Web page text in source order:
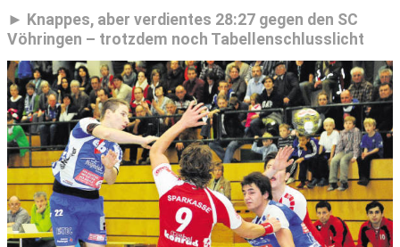
Knappes, aber verdientes 28:27 gegen den SC
Vöhringen – trotzdem noch Tabellenschlusslicht